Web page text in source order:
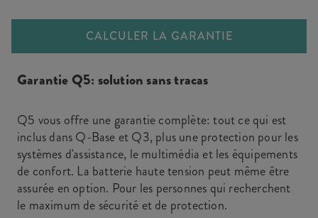
CALCULER LA GARANTIE
Garantie Q5: solution sans tracas
Q5 vous offre une garantie complète: tout ce qui est
inclus dans Q-Base et Q3, plus une protection pour les
systèmes d'assistance, le multimédia et les équipements
de confort. La batterie haute tension peut même être
assurée en option. Pour les personnes qui recherchent
le maximum de sécurité et de protection.